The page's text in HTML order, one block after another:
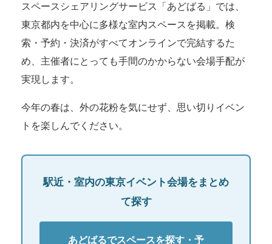
スペースシェアリングサービス「あどばる」では、
東京都内を中心に多様な室内スペースを掲載。検
索・予約・決済がすべてオンラインで完結するた
め、主催者にとっても手間のかからない会場手配が
実現します。
今年の春は、外の花粉を気にせず、思い切りイベン
トを楽しんでください。
駅近・室内の東京イベント会場をまとめ
て探す
あどばるでスペースを探す・予